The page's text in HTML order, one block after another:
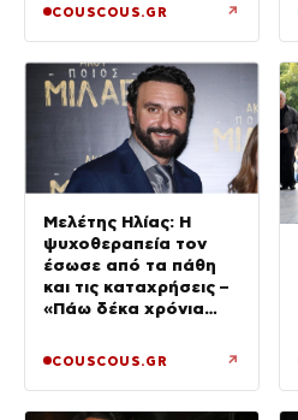
COUSCOUS.GR ↗
Μελέτης Ηλίας: Η
ψυχοθεραπεία τον
έσωσε από τα πάθη
και τις καταχρήσεις –
«Πάω δέκα χρόνια
COUSCOUS.GR ↗